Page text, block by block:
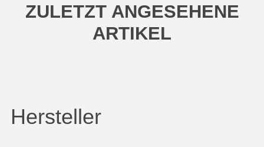
ZULETZT ANGESEHENE
ARTIKEL
Hersteller